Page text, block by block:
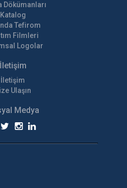
Dökümanları
Katalog
Tefirom
Filmleri
Logolar
İletişim
İletişim
Ulaşın
Medya